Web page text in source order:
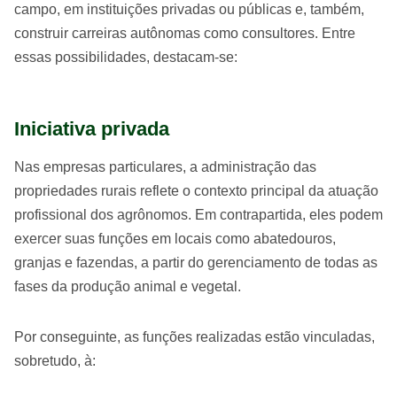
campo, em instituições privadas ou públicas e, também,
construir carreiras autônomas como consultores. Entre
essas possibilidades, destacam-se:
Iniciativa privada
Nas empresas particulares, a administração das
propriedades rurais reflete o contexto principal da atuação
profissional dos agrônomos. Em contrapartida, eles podem
exercer suas funções em locais como abatedouros,
granjas e fazendas, a partir do gerenciamento de todas as
fases da produção animal e vegetal.
Por conseguinte, as funções realizadas estão vinculadas,
sobretudo, à: